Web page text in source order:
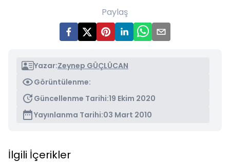
Paylaş
Yazar:Zeynep GÜÇLÜCAN
Görüntülenme:
Güncellenme Tarihi:19 Ekim 2020
Yayınlanma Tarihi:03 Mart 2010
İlgili İçerikler